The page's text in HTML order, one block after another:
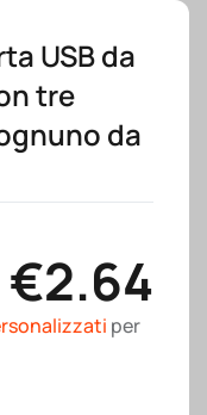
USB da
tre
da
€2.64
per